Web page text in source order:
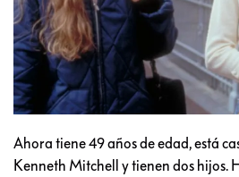
Ahora tiene 49 años de edad, está
Kenneth Mitchell y tienen dos hijos.